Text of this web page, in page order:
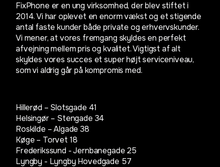
FixPhone er en ung virksomhed, der blev stiftet i
2014. Vi har oplevet en enorm vækst og et stigende
antal faste kunder både private og erhvervskunder.
Vi mener, at vores fremgang skyldes en perfekt
afvejning mellem pris og kvalitet. Vigtigst af alt
skyldes vores succes et super højt serviceniveau,
som vi aldrig går på kompromis med.
Hillerød – Slotsgade 41
Helsingør – Stengade 34
Roskilde – Algade 38
Køge – Torvet 18
Frederikssund - Jernbanegade 25
Lyngby - Lyngby Hovedgade 57